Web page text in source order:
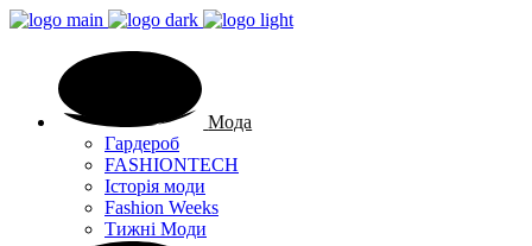
Мода
Гардероб
FASHIONTECH
Історія моди
Fashion Weeks
Тижні Моди